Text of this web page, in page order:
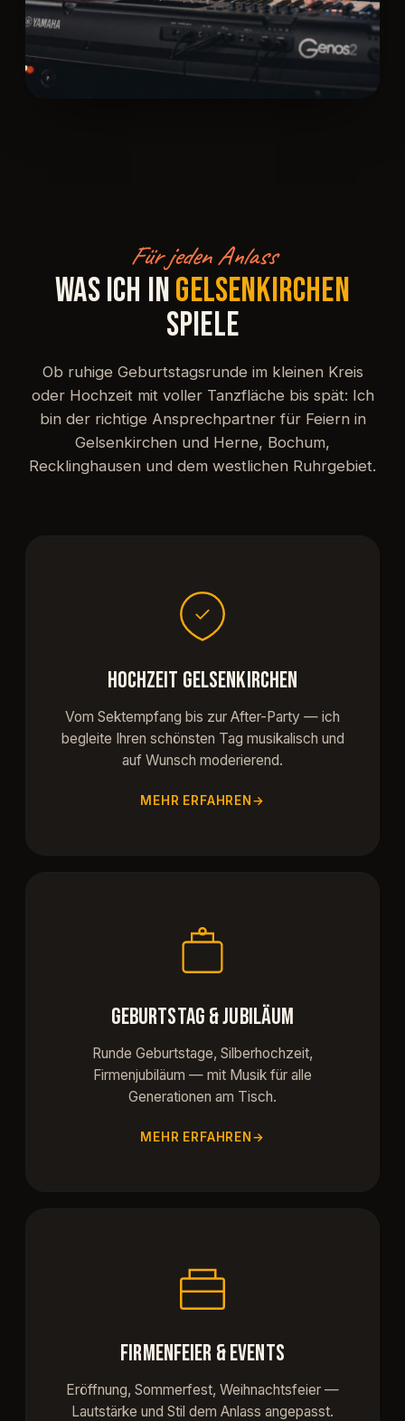
Für jeden Anlass
WAS ICH INGELSENKIRCHEN
SPIELE
Ob ruhige Geburtstagsrunde im kleinen Kreis
oder Hochzeit mit voller Tanzfläche bis spät: Ich
bin der richtige Ansprechpartner für Feiern in
Gelsenkirchen und Herne, Bochum,
Recklinghausen und dem westlichen Ruhrgebiet.
HOCHZEIT GELSENKIRCHEN
Vom Sektempfang bis zur After-Party — ich
begleite Ihren schönsten Tag musikalisch und
auf Wunsch moderierend.
MEHR ERFAHREN
GEBURTSTAG & JUBILÄUM
Runde Geburtstage, Silberhochzeit,
Firmenjubiläum — mit Musik für alle
Generationen am Tisch.
MEHR ERFAHREN
FIRMENFEIER & EVENTS
Eröffnung, Sommerfest, Weihnachtsfeier —
Lautstärke und Stil dem Anlass angepasst.